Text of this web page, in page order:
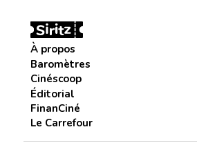
À propos
Baromètres
Cinéscoop
Éditorial
FinanCiné
Le Carrefour